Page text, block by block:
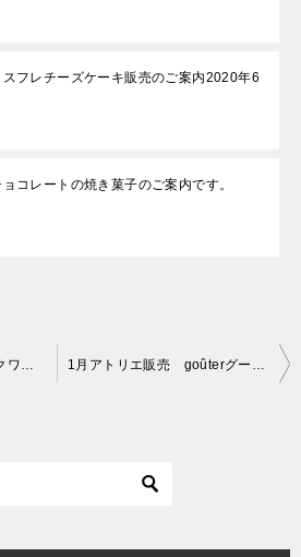
スフレチーズケーキ販売のご案内2020年6
コレートの焼き菓子のご案内です。